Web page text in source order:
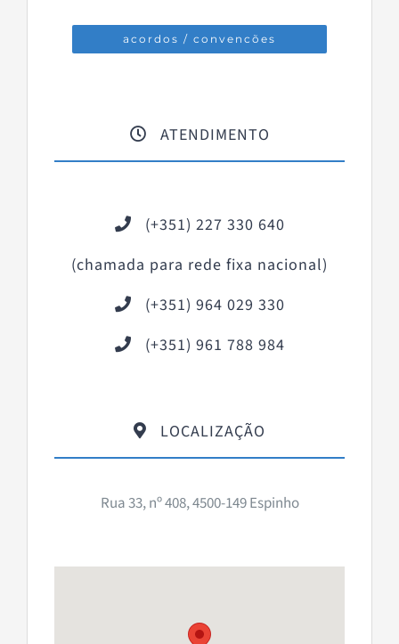
acordos / convencões
ATENDIMENTO
(+351) 227 330 640
(chamada para rede fixa nacional)
(+351) 964 029 330
(+351) 961 788 984
LOCALIZAÇÃO
Rua 33, nº 408, 4500-149 Espinho